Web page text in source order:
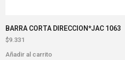
BARRA CORTA DIRECCION*JAC 1063
$9.331
Añadir al carrito